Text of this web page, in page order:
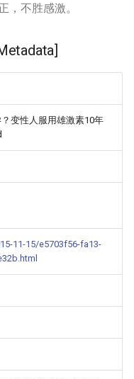
，不胜感激。
变性人服用雄激素10年
11-15/e5703f56-fa13-